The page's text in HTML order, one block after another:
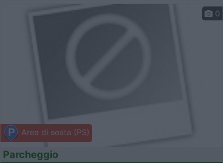
Area di sosta (PS)
0
Parcheggio